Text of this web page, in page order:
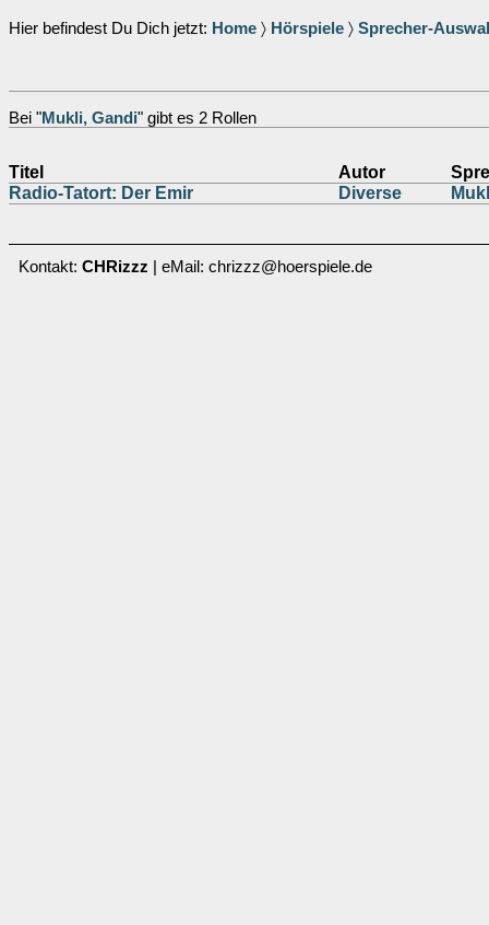
Hier befindest Du Dich jetzt: Home 〉 Hörspiele 〉 Sprecher-
Bei "Mukli, Gandi" gibt es 2 Rollen
Titel Autor
Radio-Tatort: Der Emir
Diverse
Kontakt: CHRizzz | eMail: chrizzz@hoerspiele.de